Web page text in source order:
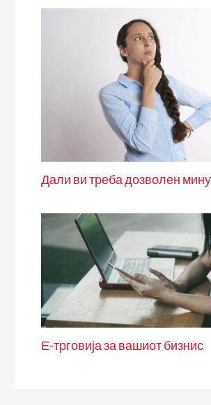
Дали ви треба дозволен
Е-трговија за вашиот бизнис